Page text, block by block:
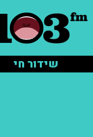
שידור חי